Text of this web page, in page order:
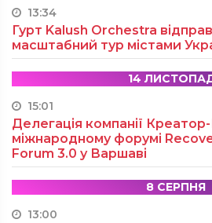
13:34
Гурт Kalush Orchestra
масштабний тур містами
14
15:01
Делегація компанії
міжнародному форумі
Forum 3.0 у Варшаві
8 СЕРПНЯ
13:00